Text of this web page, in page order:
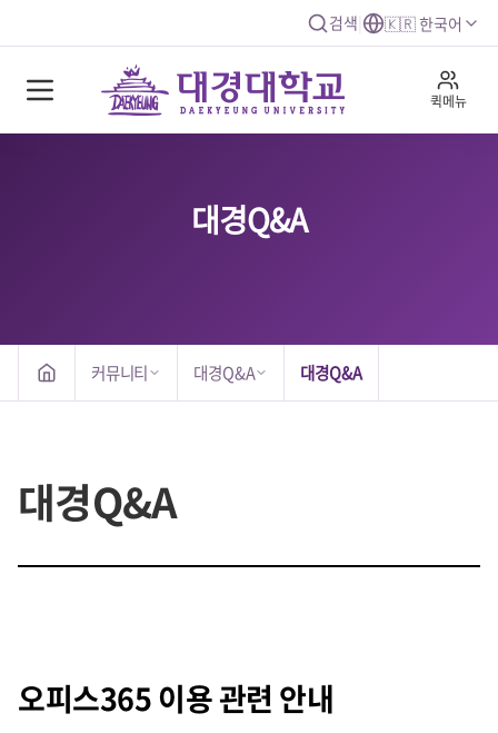
검색 🇰🇷 한국어
퀵메뉴
대경Q&A
커뮤니티 대경Q&A 대경Q&A
대경Q&A
오피스365 이용 관련 안내